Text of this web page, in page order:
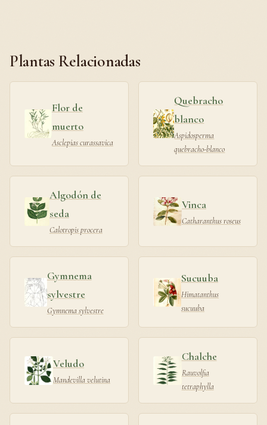
Plantas Relacionadas
Flor de
muerto
Asclepias curassavica
Quebracho
blanco
Aspidosperma
quebracho-blanco
Algodón de
seda
Calotropis procera
Vinca
Catharanthus roseus
Gymnema
sylvestre
Gymnema sylvestre
Sucuuba
Himatanthus
sucuuba
Veludo
Mandevilla velutina
Chalche
Rauvolfia
tetraphylla